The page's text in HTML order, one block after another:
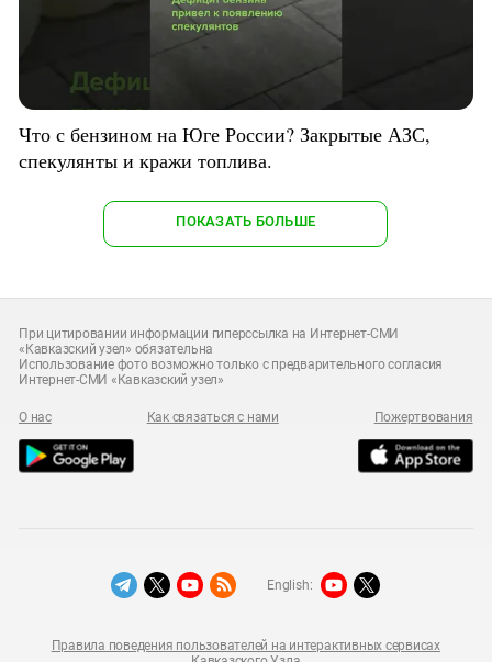
Что с бензином на Юге России? Закрытые АЗС,
спекулянты и кражи топлива.
ПОКАЗАТЬ БОЛЬШЕ
При цитировании информации гиперссылка на Интернет-СМИ
«Кавказский узел» обязательна
Использование фото возможно только с предварительного согласия
Интернет-СМИ «Кавказский узел»
О нас Как связаться с нами Пожертвования
Правила поведения пользователей на интерактивных сервисах
English: